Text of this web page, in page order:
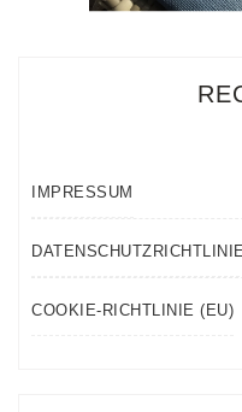
IMPRESSUM
DATENSCHUTZRICHTLINIE
COOKIE-RICHTLINIE (EU)